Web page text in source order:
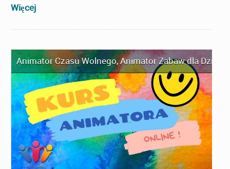
Więcej
Animator Czasu Wolnego,Animator Zabaw dla Dzieci